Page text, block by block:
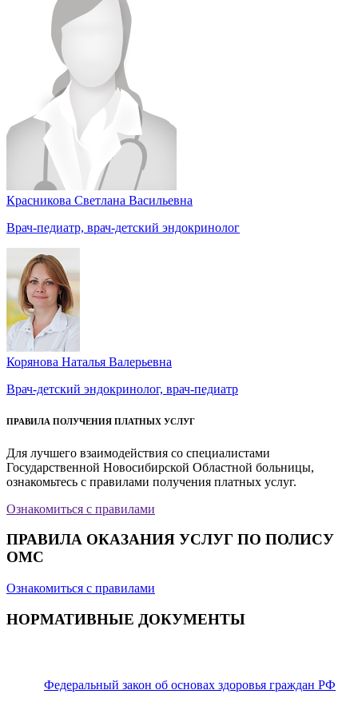
Красникова Светлана Васильевна
Врач-педиатр, врач-детский эндокринолог
Корянова Наталья Валерьевна
Врач-детский эндокринолог, врач-педиатр
ПРАВИЛА ПОЛУЧЕНИЯ ПЛАТНЫХ УСЛУГ
Для лучшего взаимодействия со специалистами
Государственной Новосибирской Областной больницы,
ознакомьтесь с правилами получения платных услуг.
Ознакомиться с правилами
ПРАВИЛА ОКАЗАНИЯ УСЛУГ ПО ПОЛИСУ
ОМС
Ознакомиться с правилами
НОРМАТИВНЫЕ ДОКУМЕНТЫ
Федеральный закон об основах здоровья граждан РФ